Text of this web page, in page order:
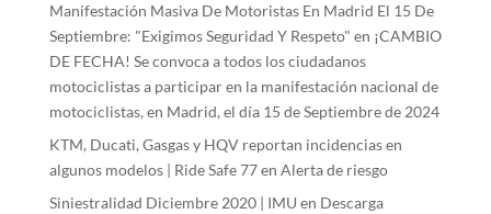
Manifestación Masiva De Motoristas En Madrid El 15 De
Septiembre: "Exigimos Seguridad Y Respeto" en ¡CAMBIO
DE FECHA! Se convoca a todos los ciudadanos
motociclistas a participar en la manifestación nacional de
motociclistas, en Madrid, el día 15 de Septiembre de 2024
KTM, Ducati, Gasgas y HQV reportan incidencias en
algunos modelos | Ride Safe 77en Alerta de riesgo
Siniestralidad Diciembre 2020 | IMU en Descarga